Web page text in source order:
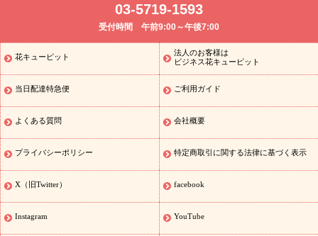
お供え・お悔やみの花
四十九日法要以降に贈る花
通夜・葬儀に贈る花
胡蝶蘭・花鉢 プリザーブドフラワー
のイベント
ひまわり ギフト・プレゼント特集
お盆 花（新盆・初
盆）
季節のイベント お盆 花（新盆・初盆）
お盆 花（新盆・
初盆）
お盆・お供え 花とセットギフト
お盆・お供え プリザーブ
ドフラワー
ひまわり ギフト・プレゼント特集
元・暑中見舞い 花のギフト特集
敬老の日におくる花ギフト・プレ
ゼント特集
敬老の日におくる花ギフト・プレゼント特集
花のおすすめランキング
敬老の日 花鉢植えのギフト・プレゼント
特集
敬老の日 花とセットギフト・プレゼント特集
敬老の日の花
ズ』コラボキャンペーン
「きょう誕生日なんです」キャンペーン
誕生日の花を探す 誕生日フラワーギフト
誕生日フラワーギフ
ト
誕生日フラワーギフト商品一覧 バラ
9月の誕生花(リンドウ)
03-5719-1593
受付時間 午前9:00～午後7:00
花キューピット
法人のお客様は
ビジネス花キューピット
当日配達特急便 ご利用ガイド
よくある質問 会社概要
プライバシーポリシー 特定商取引に関する法律に基づく表示
X（旧Twitter） facebook
Instagram YouTube